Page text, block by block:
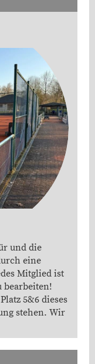
und die
eine
Mitglied ist
bearbeiten!
5&6 dieses
stehen. Wir